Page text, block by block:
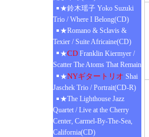
★鈴木瑶子 Yoko Suzuki
Trio / Where I Belong(CD)
★Romano & Sclavis &
Texier / Suite Africaine(CD)
★CD Franklin Kiermyer /
Scatter The Atoms That Remain
★NYギタートリオ Shai
Jaschek Trio / Portrait(CD-R)
★The Lighthouse Jazz
Quartet / Live at the Cherry
Center, Carmel-By-The-Sea,
California(CD)